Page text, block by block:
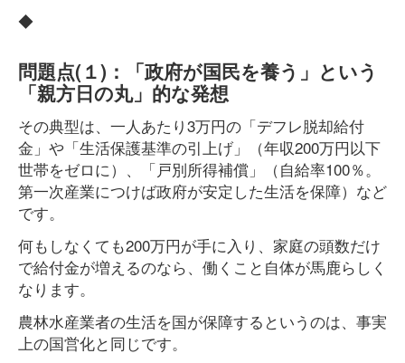
◆
問題点(１)：「政府が国民を養う」という
「親方日の丸」的な発想
その典型は、一人あたり3万円の「デフレ脱却給付
金」や「生活保護基準の引上げ」（年収200万円以下
世帯をゼロに）、「戸別所得補償」（自給率100％。
第一次産業につけば政府が安定した生活を保障）など
です。
何もしなくても200万円が手に入り、家庭の頭数だけ
で給付金が増えるのなら、働くこと自体が馬鹿らしく
なります。
農林水産業者の生活を国が保障するというのは、事実
上の国営化と同じです。